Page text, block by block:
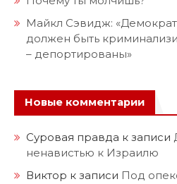
Майкл Сэвидж:
должен быть
– депортированы»
Новые комментарии
Суровая правда к записи
ненавистью к Израилю
Виктор к записи Под